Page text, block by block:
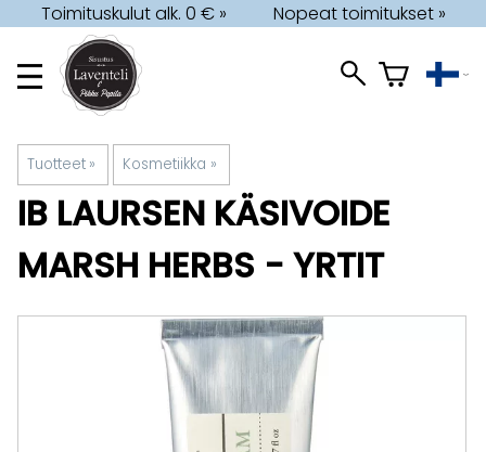
Toimituskulut alk. 0 € » Nopeat toimitukset »
Tuotteet ‪» Kosmetiikka ‪»
IB LAURSEN KÄSIVOIDE
MARSH HERBS - YRTIT